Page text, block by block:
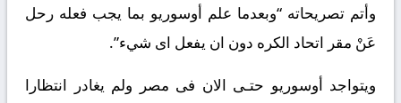
وأتم تصريحاته “وبعدما علم أوسوريو بما يجب فعله رحل
عَنْ مقر اتحاد الكره دون ان يفعل اى شيء”.
ويتواجد أوسوريو حتـى الان فى مصر ولم يغادر انتظارا